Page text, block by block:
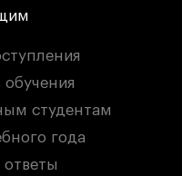
студентам
года